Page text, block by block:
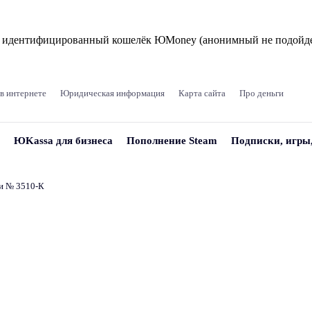
идентифицированный кошелёк ЮMoney (анонимный не
интернете Юридическая информация Карта сайта Про деньги
ЮKassa для бизнеса Пополнение Steam Подписки,
№ 3510‑К